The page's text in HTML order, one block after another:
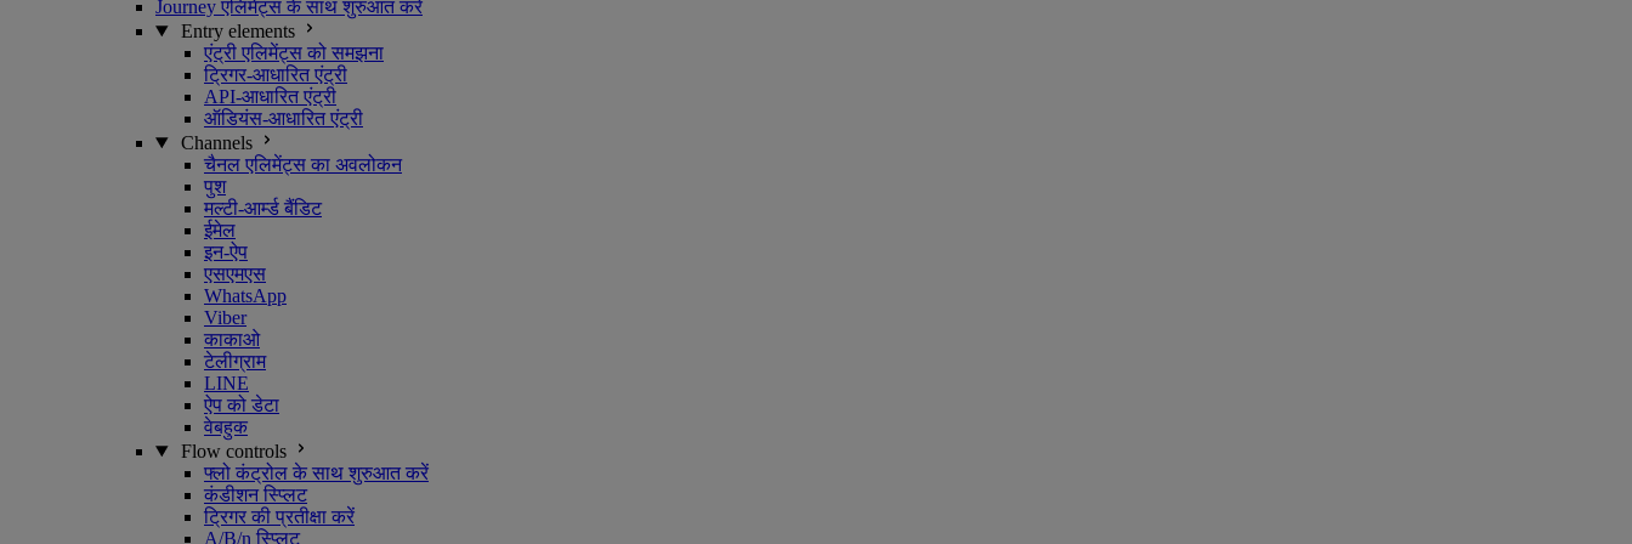
Journey एलिमेंट्स के साथ शुरुआत करें
Entry elements
एंट्री एलिमेंट्स को समझना
ट्रिगर-आधारित एंट्री
API-आधारित एंट्री
ऑडियंस-आधारित एंट्री
Channels
चैनल एलिमेंट्स का अवलोकन
पुश
मल्टी-आर्म्ड बैंडिट
ईमेल
इन-ऐप
एसएमएस
WhatsApp
Viber
काकाओ
टेलीग्राम
LINE
ऐप को डेटा
वेबहुक
Flow controls
फ्लो कंट्रोल के साथ शुरुआत करें
कंडीशन स्प्लिट
ट्रिगर की प्रतीक्षा करें
A/B/n स्प्लिट